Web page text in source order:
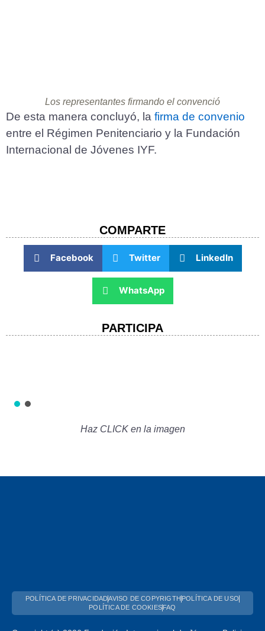
Los representantes firmando el convenció
De esta manera concluyó, la firma de convenio
entre el Régimen Penitenciario y la Fundación
Internacional de Jóvenes IYF.
COMPARTE​
Facebook Twitter LinkedIn
WhatsApp
PARTICIPA
Haz CLICK en la imagen
POLÍTICA DE PRIVACIDADAVISO DE COPYRIGTH POLÍTICA DE USO
POLÍTICA DE COOKIES FAQ